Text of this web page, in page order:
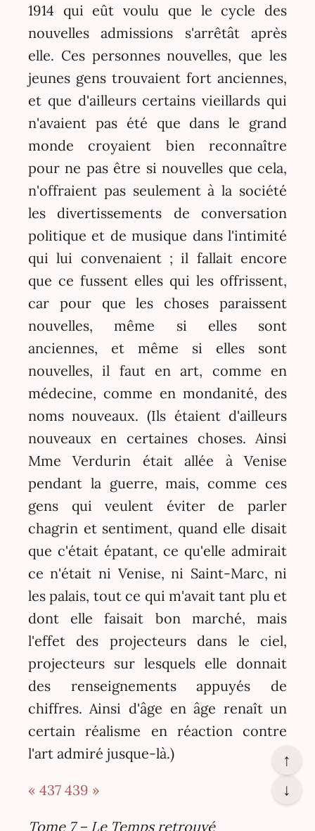
1914 qui eût voulu que le cycle des
nouvelles admissions s'arrêtât après
elle. Ces personnes nouvelles, que les
jeunes gens trouvaient fort anciennes,
et que d'ailleurs certains vieillards qui
n'avaient pas été que dans le grand
monde croyaient bien reconnaître
pour ne pas être si nouvelles que cela,
n'offraient pas seulement à la société
les divertissements de conversation
politique et de musique dans l'intimité
qui lui convenaient ; il fallait encore
que ce fussent elles qui les offrissent,
car pour que les choses paraissent
nouvelles, même si elles sont
anciennes, et même si elles sont
nouvelles, il faut en art, comme en
médecine, comme en mondanité, des
noms nouveaux. (Ils étaient d'ailleurs
nouveaux en certaines choses. Ainsi
Mme Verdurin était allée à Venise
pendant la guerre, mais, comme ces
gens qui veulent éviter de parler
chagrin et sentiment, quand elle disait
que c'était épatant, ce qu'elle admirait
ce n'était ni Venise, ni Saint-Marc, ni
les palais, tout ce qui m'avait tant plu et
dont elle faisait bon marché, mais
l'effet des projecteurs dans le ciel,
projecteurs sur lesquels elle donnait
des renseignements appuyés de
chiffres. Ainsi d'âge en âge renaît un
certain réalisme en réaction contre
l'art admiré jusque-là.)
« 437 439 »
Tome 7 – Le Temps retrouvé
↑
↓